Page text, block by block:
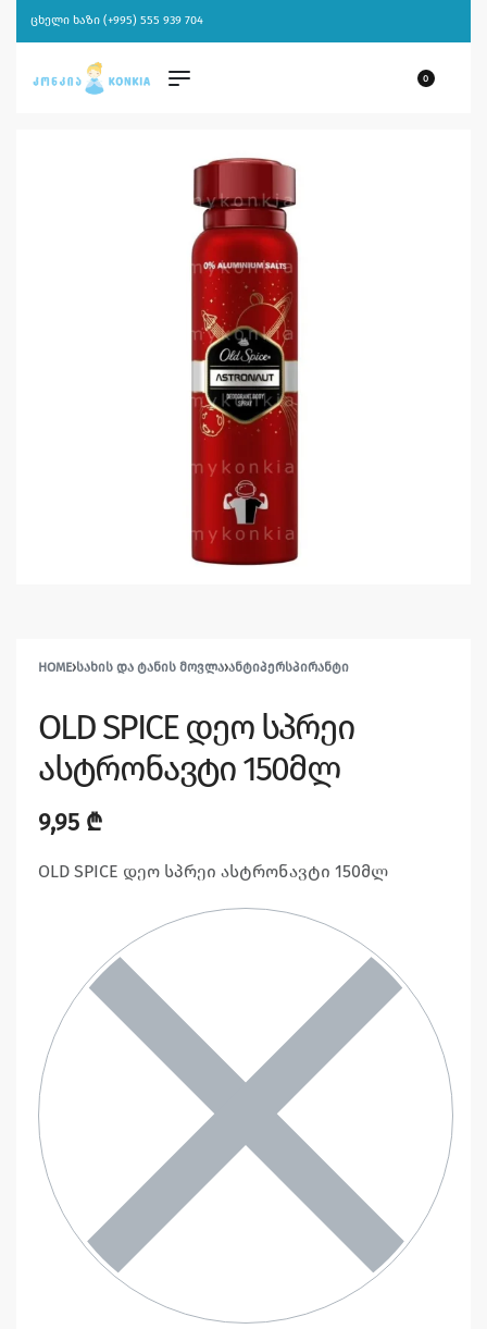
ცხელი ხაზი (+995) 555 939 704
0
HOME›ᲡᲐᲮᲘᲡ ᲓᲐ ᲢᲐᲜᲘᲡ ᲛᲝᲕᲚᲐ›ᲐᲜᲢᲘᲞᲔᲠᲡᲞᲘᲠᲐᲜᲢᲘ
OLD SPICE დეო სპრეი
ასტრონავტი 150მლ
9,95 ₾
OLD SPICE დეო სპრეი ასტრონავტი 150მლ